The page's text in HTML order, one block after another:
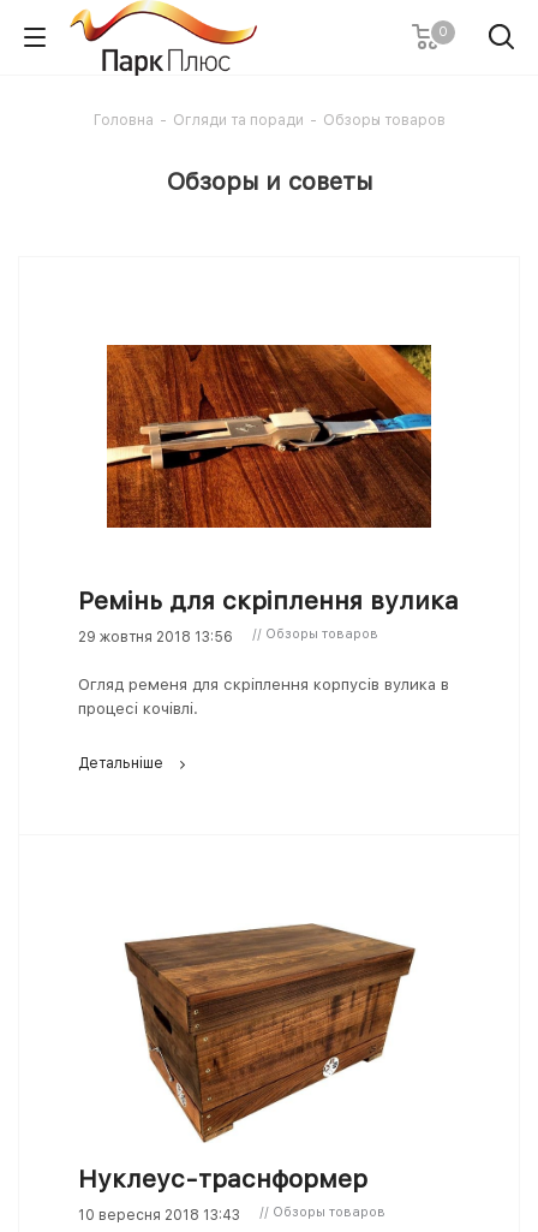
0
Головна - Огляди та поради - Обзоры товаров
Обзоры и советы
Ремінь для скріплення вулика
29 жовтня 2018 13:56 // Обзоры товаров
Огляд ременя для скріплення корпусів вулика в
процесі кочівлі.
Детальніше
Нуклеус-траснформер
10 вересня 2018 13:43 // Обзоры товаров